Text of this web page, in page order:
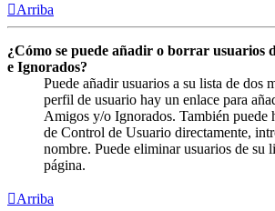
Arriba
¿Cómo se puede añadir o borrar usuarios
e Ignorados?
Puede añadir usuarios a su lista de dos
perfil de usuario hay un enlace para
Amigos y/o Ignorados. También puede
de Control de Usuario directamente,
nombre. Puede eliminar usuarios de su
página.
Arriba